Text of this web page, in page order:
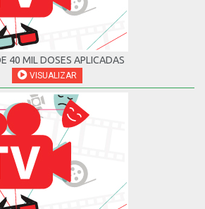
40 MIL DOSES APLICADAS
VISUALIZAR